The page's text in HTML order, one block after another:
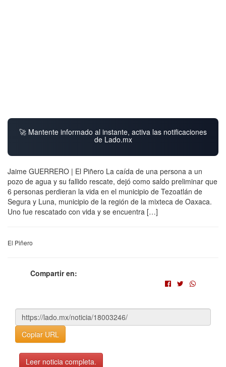
🚀 Mantente informado al instante, activa las notificaciones
de Lado.mx
Jaime GUERRERO | El Piñero La caída de una persona a un
pozo de agua y su fallido rescate, dejó como saldo preliminar que
6 personas perdieran la vida en el municipio de Tezoatlán de
Segura y Luna, municipio de la región de la mixteca de Oaxaca.
Uno fue rescatado con vida y se encuentra […]
El Piñero
Compartir en:
Copiar URL
Leer noticia completa.